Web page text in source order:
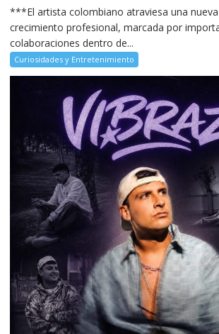
***El artista colombiano atraviesa una
crecimiento profesional, marcada por
colaboraciones dentro de...
Curiosidades y Entretenimiento